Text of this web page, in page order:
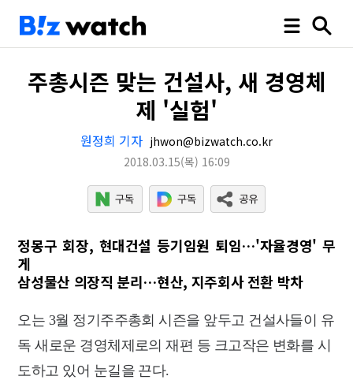
주총시즌 맞는 건설사, 새 경영체
제 '실험'
원정희 기자 jhwon@bizwatch.co.kr
2018.03.15(목) 16:09
정몽구 회장, 현대건설 등기임원 퇴임…'자율경영' 무
게
삼성물산 의장직 분리…현산, 지주회사 전환 박차
오는 3월 정기주주총회 시즌을 앞두고 건설사들이 유
독 새로운 경영체제로의 재편 등 크고작은 변화를 시
도하고 있어 눈길을 끈다.